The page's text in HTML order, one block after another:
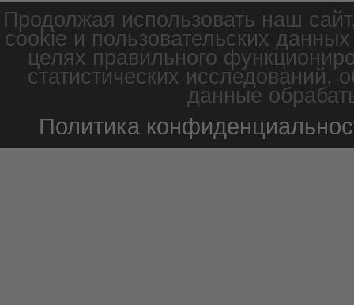
Продолжая использовать наш
cookie и пользовательских
целях правильного
статистических
данные
Политика